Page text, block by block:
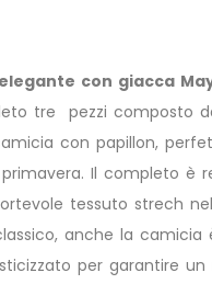
con giacca
tre pezzi composto
con papillon,
Il completo è
tessuto strech
anche la camicia
per garantire un